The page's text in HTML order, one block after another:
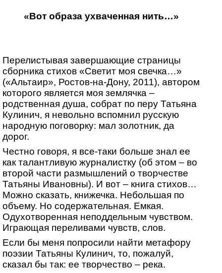
«Вот образа ухваченная нить…»
Перелистывая завершающие страницы
сборника стихов «Светит моя свечка…»
(«Альтаир», Ростов-на-Дону, 2011), автором
которого является моя землячка –
родственная душа, собрат по перу Татьяна
Кулинич, я невольно вспомнил русскую
народную поговорку: мал золотник, да
дорог.
Честно говоря, я все-таки больше знал ее
как талантливую журналистку (об этом – во
второй части размышлений о творчестве
Татьяны Ивановны). И вот – книга стихов…
Можно сказать, книжечка. Небольшая по
объему. Но содержательная. Емкая.
Одухотворенная неподдельным чувством.
Играющая переливами чувств, слов.
Если бы меня попросили найти метафору
поэзии Татьяны Кулинич, то, пожалуй,
сказал бы так: ее творчество – река.